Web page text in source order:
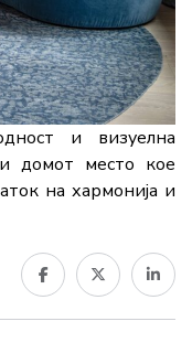
и визуелна
домот место кое
на хармонија и